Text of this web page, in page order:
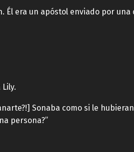
Él era un apóstol enviado por una
Sonaba como si le
persona?”